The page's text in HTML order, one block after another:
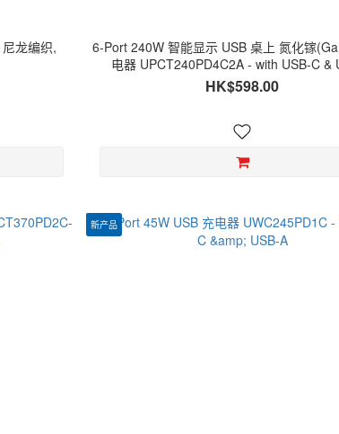
龙编织,
6-Port 240W 智能显示 USB 桌上 氮化镓
电器 UPCT240PD4C2A - with USB-C &
HK$598.00
新产品